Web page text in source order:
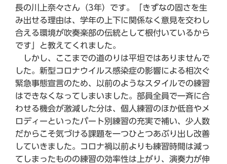
長の川上奈々さん（3年）です。「きずなの固さを生
み出せる理由は、学年の上下に関係なく意見を交わし
合える環境が吹奏楽部の伝統として根付いているから
です」と教えてくれました。
しかし、ここまでの道のりは平坦ではありませんで
した。新型コロナウイルス感染症の影響による相次ぐ
緊急事態宣言のため、以前のようなスタイルでの練習
はできなくなってしまいました。部員全員で一斉に合
わせる機会が激減した分は、個人練習のほか低音やメ
ロディーといったパート別練習の充実で補い、少人数
だからこそ気づける課題を一つひとつあぶり出し改善
していきました。コロナ禍以前よりも練習時間は減っ
てしまったものの練習の効率性は上がり、演奏力が伸